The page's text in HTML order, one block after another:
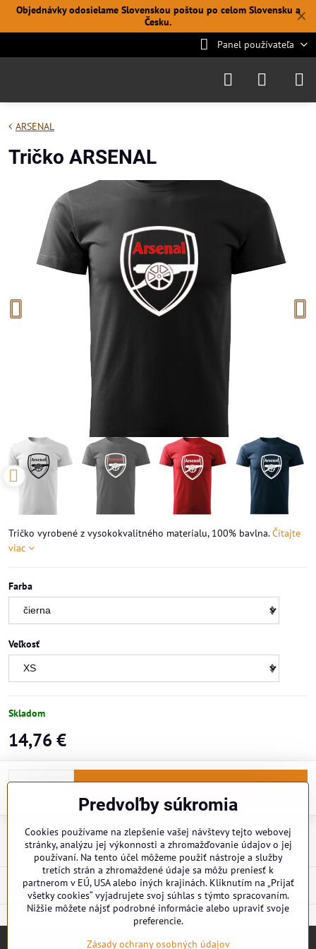
✕
Objednávky odosielame Slovenskou poštou po celom Slovensku a
Česku.
Panel používateľa
ARSENAL
Tričko ARSENAL
Tričko vyrobené z vysokokvalitného materialu, 100% bavlna.Čítajte
viac
Farba
Veľkosť
Skladom
14,76 €
Do košíka
Doručenia
Popis
Predvoľby súkromia
Cookies používame na zlepšenie vašej návštevy tejto webovej
stránky, analýzu jej výkonnosti a zhromažďovanie údajov o jej
používaní. Na tento účel môžeme použiť nástroje a služby
tretích strán a zhromaždené údaje sa môžu preniesť k
partnerom v EÚ, USA alebo iných krajinách. Kliknutím na „Prijať
všetky cookies“ vyjadrujete svoj súhlas s týmto spracovaním.
Nižšie môžete nájsť podrobné informácie alebo upraviť svoje
preferencie.
Zásady ochrany osobných údajov